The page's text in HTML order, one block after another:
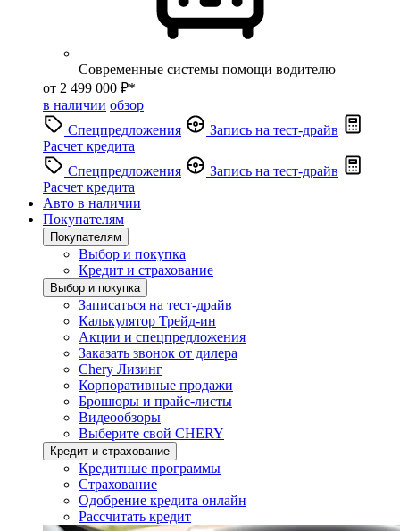
Современные системы помощи водителю
от 2 499 000 ₽*
в наличии обзор
Спецпредложения
Запись на тест-драйв
Расчет кредита
Спецпредложения
Запись на тест-драйв
Расчет кредита
Авто в наличии
Покупателям
Покупателям
Выбор и покупка
Кредит и страхование
Выбор и покупка
Записаться на тест-драйв
Калькулятор Трейд-ин
Акции и спецпредложения
Заказать звонок от дилера
Chery Лизинг
Корпоративные продажи
Брошюры и прайс-листы
Видеообзоры
Выберите свой CHERY
Кредит и страхование
Кредитные программы
Страхование
Одобрение кредита онлайн
Рассчитать кредит